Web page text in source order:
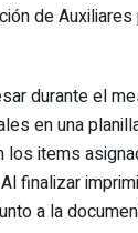
de
durante el
en una
items
finalizar
a la